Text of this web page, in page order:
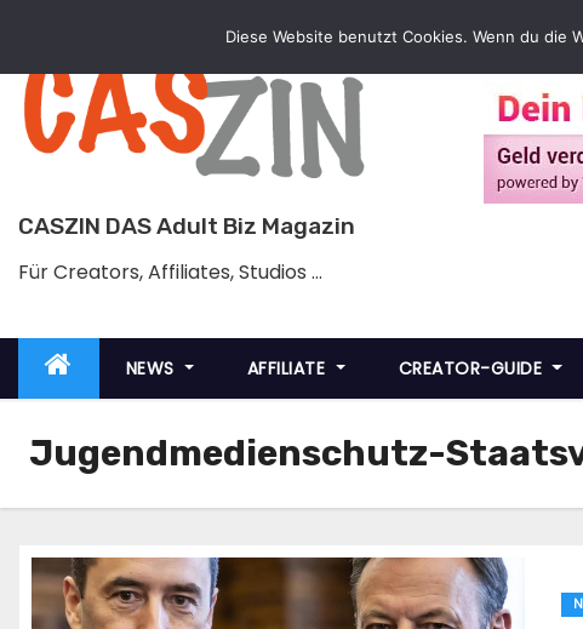
springen
CASZIN DAS Adult Biz Magazin
Für Creators, Affiliates, Studios …
NEWS AFFILIATE CREATOR-GUIDE
Jugendmedienschutz-
Diese Website benutzt Cookies. Wenn du die